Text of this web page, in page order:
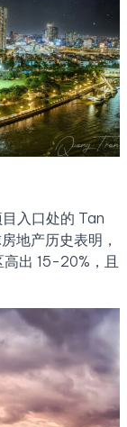
入口处的 Tan
地产历史表明，
出 15-20%，且